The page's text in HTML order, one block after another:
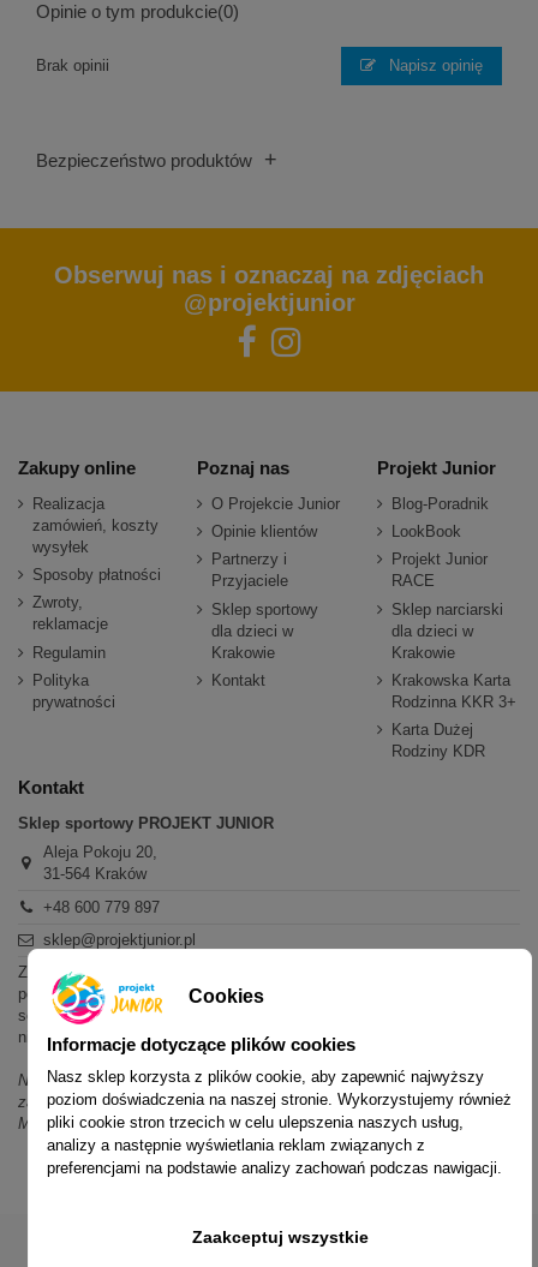
Opinie o tym produkcie(0)
Brak opinii Napisz opinię
Bezpieczeństwo produktów +
Obserwuj nas i oznaczaj na zdjęciach
@projektjunior
Zakupy online
Realizacja
zamówień, koszty
wysyłek
Sposoby płatności
Zwroty,
reklamacje
Regulamin
Polityka
prywatności
Poznaj nas
O Projekcie Junior
Opinie klientów
Partnerzy i
Przyjaciele
Sklep sportowy
dla dzieci w
Krakowie
Kontakt
Projekt Junior
Blog-Poradnik
LookBook
Projekt Junior
RACE
Sklep narciarski
dla dzieci w
Krakowie
Krakowska Karta
Rodzinna KKR 3+
Karta Dużej
Rodziny KDR
Kontakt
Sklep sportowy PROJEKT JUNIOR
Aleja Pokoju 20,
31-564 Kraków
+48 600 779 897
sklep@projektjunior.pl
Zapraszamy do sklepu stacjonarnego:
poniedziałek - piątek: 11.00-19.00
sobota: 10.00-14.00
niedziela (każda): nieczynne
Nie odpowiadamy na wiadomości SMS. W sprawach dotyczących
zamówień i oferty prosimy o kontakt mailowy, telefoniczny lub przez
Messenger.
Cookies
Informacje dotyczące plików cookies
Nasz sklep korzysta z plików cookie, aby zapewnić najwyższy
poziom doświadczenia na naszej stronie. Wykorzystujemy również
pliki cookie stron trzecich w celu ulepszenia naszych usług,
analizy a następnie wyświetlania reklam związanych z
preferencjami na podstawie analizy zachowań podczas nawigacji.
Zaakceptuj wszystkie